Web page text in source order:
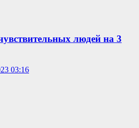
людей на 3
03:16